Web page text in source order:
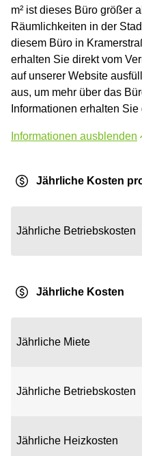
m² ist dieses Büro größer
Räumlichkeiten in der
diesem Büro in
erhalten Sie direkt vom
auf unserer Website
aus, um mehr über das
Informationen erhalten
Informationen ausblenden
Jährliche Kosten
Jährliche Betriebskosten
Jährliche Kosten
Jährliche Miete
Jährliche Betriebskosten
Jährliche Heizkosten